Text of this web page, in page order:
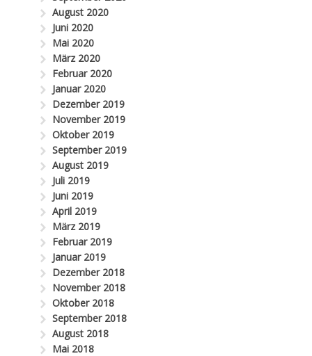
August 2020
Juni 2020
Mai 2020
März 2020
Februar 2020
Januar 2020
Dezember 2019
November 2019
Oktober 2019
September 2019
August 2019
Juli 2019
Juni 2019
April 2019
März 2019
Februar 2019
Januar 2019
Dezember 2018
November 2018
Oktober 2018
September 2018
August 2018
Mai 2018